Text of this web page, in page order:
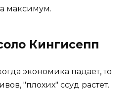
максимум.
Кингисепп
экономика падает, то
"плохих" ссуд растет.